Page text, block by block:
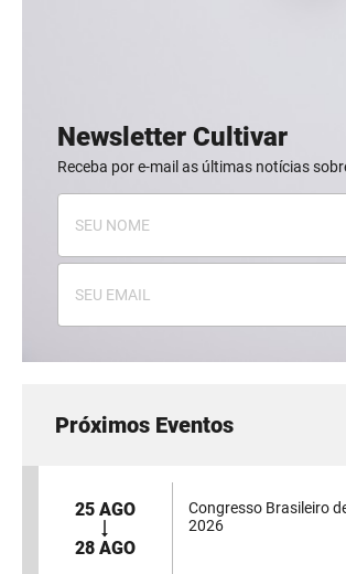
Newsletter Cultivar
Receba por e-mail as últimas notícias
Próximos Eventos
25 AGO
28 AGO
Congresso Brasileiro
2026